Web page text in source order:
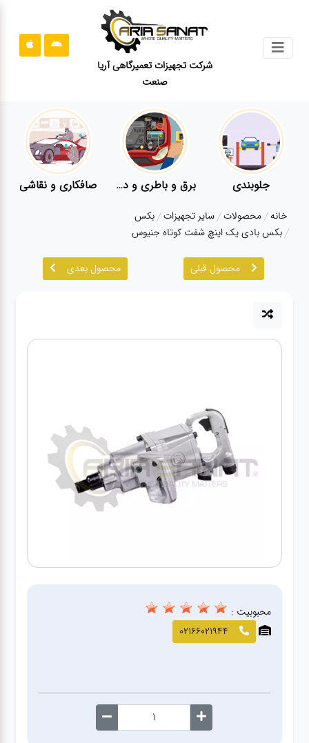
شرکت تجهیزات تعمیرگاهی آریا
صنعت
قوانین
سایت
ارتباط
درباره
ما
آپاراتی
دیاگ
صافکاری
و نقاشی
کارواش
جلوبندی برق و باطری و دیاگ صافکاری و نقاشی
خانه محصولات سایر تجهیزات بکس
بکس بادی یک اینچ شفت کوتاه جنیوس
محصول قبلی محصول بعدی
محبوبیت :
02166021944